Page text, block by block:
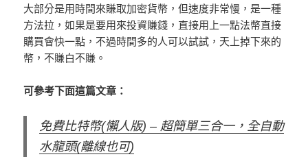
大部分是用時間來賺取加密貨幣，但速度非常慢，是一種
方法拉，如果是要用來投資賺錢，直接用上一點法幣直接
購買會快一點，不過時間多的人可以試試，天上掉下來的
幣，不賺白不賺。
可參考下面這篇文章：
免費比特幣(懶人版) – 超簡單三合一，全自動
水龍頭(離線也可)